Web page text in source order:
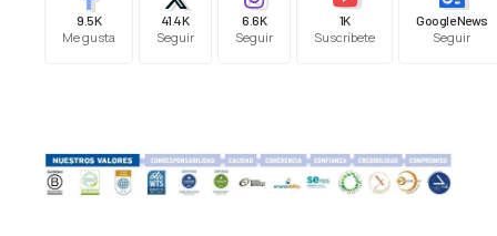
9.5K
Me gusta
41.4K
Seguir
6.6K
Seguir
1K
Suscríbete
Google News
Seguir